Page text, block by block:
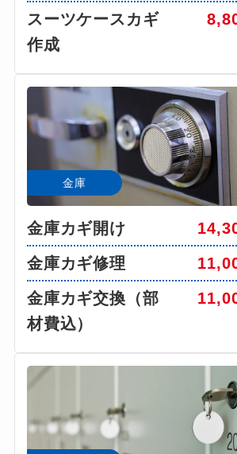
スーツケースカギ
作成
金庫
金庫カギ開け
金庫カギ修理
金庫カギ交換（部
材費込）